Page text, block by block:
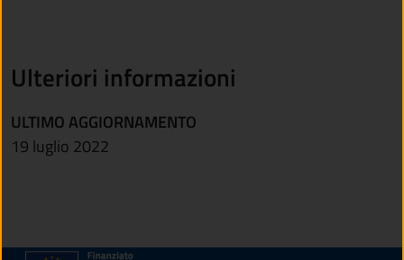
Ulteriori informazioni
ULTIMO AGGIORNAMENTO
19 luglio 2022